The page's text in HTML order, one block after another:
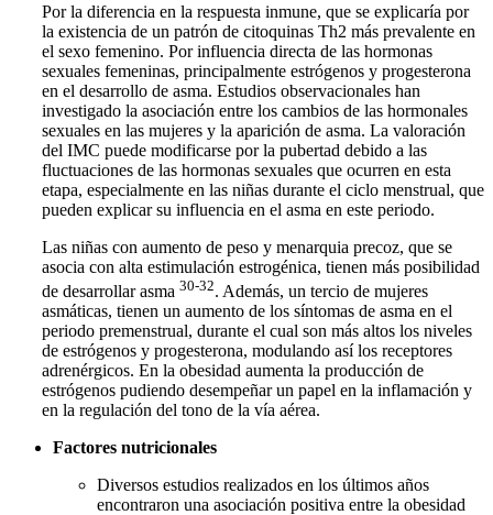
Por la diferencia en la respuesta inmune, que se explicaría por
la existencia de un patrón de citoquinas Th2 más prevalente en
el sexo femenino. Por influencia directa de las hormonas
sexuales femeninas, principalmente estrógenos y progesterona
en el desarrollo de asma. Estudios observacionales han
investigado la asociación entre los cambios de las hormonales
sexuales en las mujeres y la aparición de asma. La valoración
del IMC puede modificarse por la pubertad debido a las
fluctuaciones de las hormonas sexuales que ocurren en esta
etapa, especialmente en las niñas durante el ciclo menstrual, que
pueden explicar su influencia en el asma en este periodo.
Las niñas con aumento de peso y menarquia precoz, que se
asocia con alta estimulación estrogénica, tienen más posibilidad
de desarrollar asma 30-32. Además, un tercio de mujeres
asmáticas, tienen un aumento de los síntomas de asma en el
periodo premenstrual, durante el cual son más altos los niveles
de estrógenos y progesterona, modulando así los receptores
adrenérgicos. En la obesidad aumenta la producción de
estrógenos pudiendo desempeñar un papel en la inflamación y
en la regulación del tono de la vía aérea.
Factores nutricionales
Diversos estudios realizados en los últimos años
encontraron una asociación positiva entre la obesidad